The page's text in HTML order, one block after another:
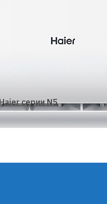
серии N5